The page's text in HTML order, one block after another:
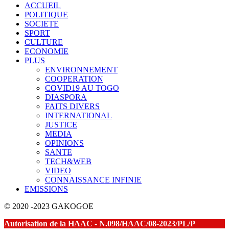
ACCUEIL
POLITIQUE
SOCIETE
SPORT
CULTURE
ECONOMIE
PLUS
ENVIRONNEMENT
COOPERATION
COVID19 AU TOGO
DIASPORA
FAITS DIVERS
INTERNATIONAL
JUSTICE
MEDIA
OPINIONS
SANTE
TECH&WEB
VIDEO
CONNAISSANCE INFINIE
EMISSIONS
© 2020 -2023 GAKOGOE
Autorisation de la HAAC - N.098/HAAC/08-2023/PL/P